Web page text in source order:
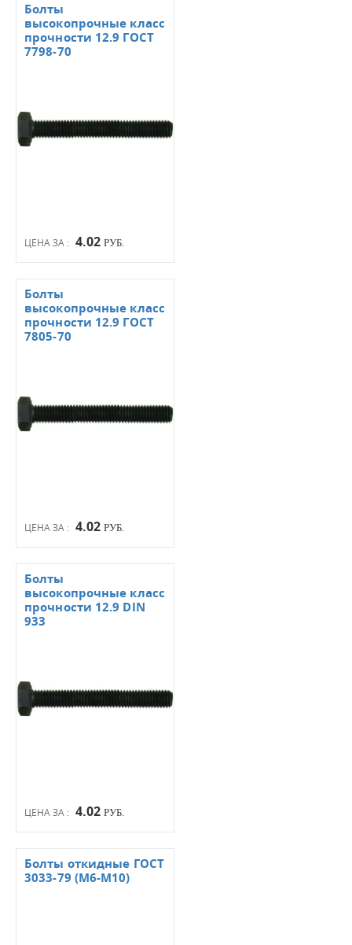
ЦЕНА ЗА : 4.02 РУБ.
Болты
высокопрочные класс
прочности 12.9 ГОСТ
7798-70
ЦЕНА ЗА : 4.02 РУБ.
Болты
высокопрочные класс
прочности 12.9 ГОСТ
7805-70
ЦЕНА ЗА : 4.02 РУБ.
Болты
высокопрочные класс
прочности 12.9 DIN
933
Болты откидные ГОСТ
3033-79 (М6-М10)